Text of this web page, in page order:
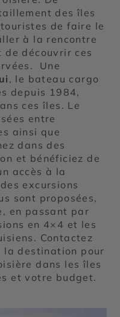
des îles
de faire le
à la rencontre
découvrir ces
Une
, le bateau cargo
depuis 1984,
ces îles. Le
entre
ainsi que
dans des
et bénéficiez de
accès à la
excursions
sont proposées,
en passant par
en 4×4 et les
Contactez
la destination pour
dans les îles
et votre budget.